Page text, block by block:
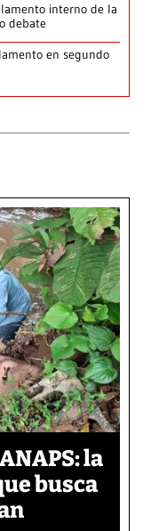
interno de la
debate
en segundo
la
busca